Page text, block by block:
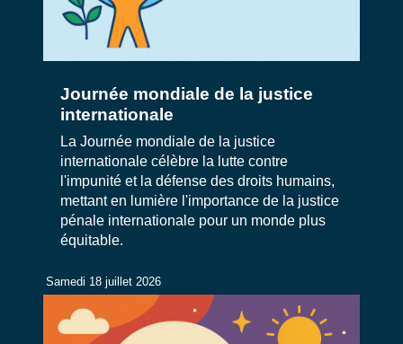
Journée mondiale de la justice
internationale
La Journée mondiale de la justice
internationale célèbre la lutte contre
l'impunité et la défense des droits humains,
mettant en lumière l'importance de la justice
pénale internationale pour un monde plus
équitable.
Samedi 18 juillet 2026